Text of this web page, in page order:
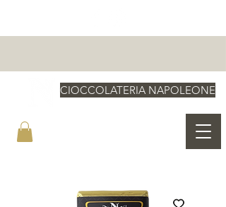
CIOCCOLATERIA NAPOLEONE